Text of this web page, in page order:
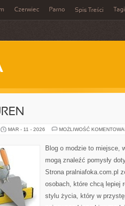
Czerwiec Parno Spis Treści Tagi
MAR - 11 - 2026 MOŻLIWOŚĆ
Blog o modzie to miejsce,
mogą znaleźć pomysły
Strona pralniafoka.com.pl
osobach, które chcą lepiej
stylu życia, który w